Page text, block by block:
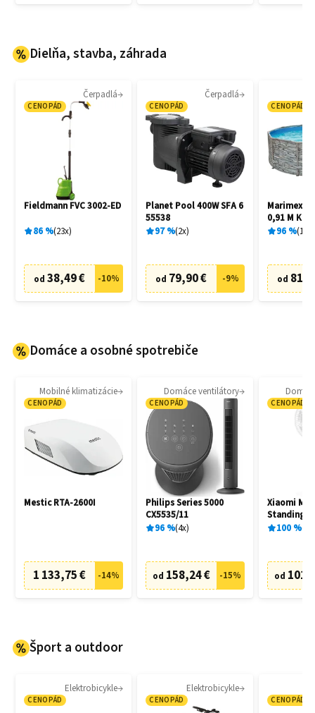
Dielňa, stavba, záhrada
Čerpadlá
CENOPÁD
Fieldmann FVC 3002-ED
86% 23x
od 38,49 € -10%
Čerpadlá
CENOPÁD
Planet Pool 400W SFA 6
55538
97% 2x
od 79,90 € -9%
CENOPÁD
Marimex
0,91 M
96% 15
od
Domáce a osobné spotrebiče
Mobilné klimatizácie
CENOPÁD
Mestic RTA-2600I
1 133,75 € -14%
Domáce ventilátory
CENOPÁD
Philips Series 5000
CX5535/11
96% 4x
od 158,24 € -15%
CENOPÁD
Xiaomi
Standing
100%
od
Šport a outdoor
Elektrobicykle
CENOPÁD
Elektrobicykle
CENOPÁD CENOPÁD